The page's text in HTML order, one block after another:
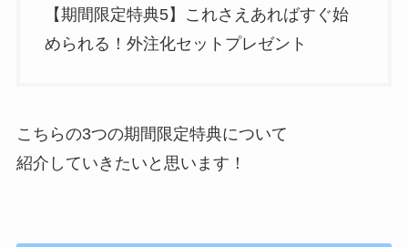
【期間限定特典5】これさえあればすぐ始
められる！外注化セットプレゼント
こちらの3つの期間限定特典について
紹介していきたいと思います！